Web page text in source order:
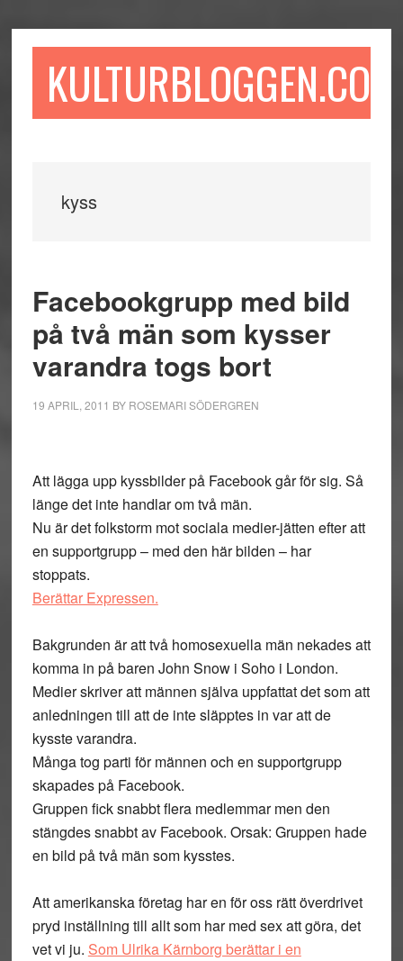
till
till
sidofältet
till
KULTURBLOGGEN.COM
kyss
Facebookgrupp med bild
på två män som kysser
varandra togs bort
19 APRIL, 2011 BY ROSEMARI SÖDERGREN
Att lägga upp kyssbilder på Facebook går för sig. Så
länge det inte handlar om två män.
Nu är det folkstorm mot sociala medier-jätten efter att
en supportgrupp – med den här bilden – har
stoppats.
Berättar Expressen.
Bakgrunden är att två homosexuella män nekades att
komma in på baren John Snow i Soho i London.
Medier skriver att männen själva uppfattat det som att
anledningen till att de inte släpptes in var att de
kysste varandra.
Många tog parti för männen och en supportgrupp
skapades på Facebook.
Gruppen fick snabbt flera medlemmar men den
stängdes snabbt av Facebook. Orsak: Gruppen hade
en bild på två män som kysstes.
Att amerikanska företag har en för oss rätt överdrivet
pryd inställning till allt som har med sex att göra, det
vet vi ju. Som Ulrika Kärnborg berättar i en